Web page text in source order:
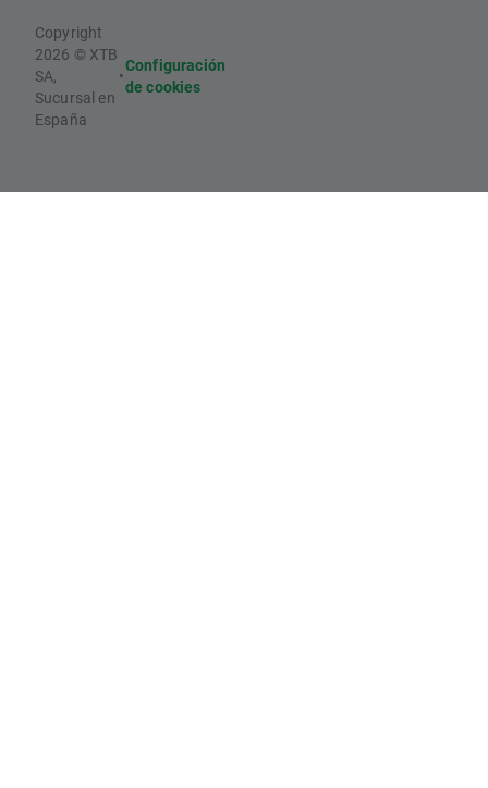
Copyright
2026 © XTB
SA,
Sucursal en
España
•
Configuración
de cookies